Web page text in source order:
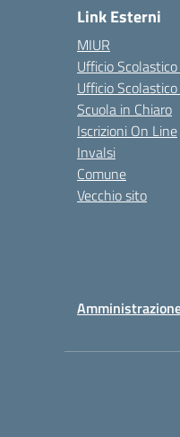
Link Esterni
MIUR
Ufficio
Ufficio
Scuola in Chiaro
Iscrizioni On Line
Invalsi
Comune
Vecchio sito